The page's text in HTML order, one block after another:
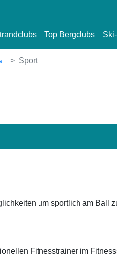
Top Bergclubs
Sport
um sportlich am
Fitnesstrainer im